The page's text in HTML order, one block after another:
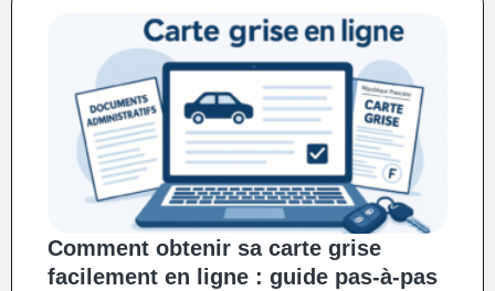
Comment obtenir sa carte grise
facilement en ligne : guide pas-à-pas